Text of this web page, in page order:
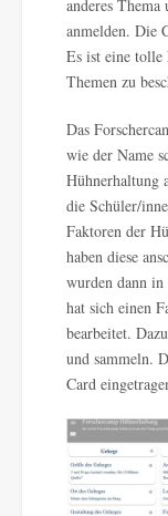
anderes
anmelden. Die
Es ist eine
Themen zu
Das
wie der Name
Hühnerhaltung
die Schüler/
Faktoren der
haben diese
wurden dann in
hat sich einen
bearbeitet.
und sammeln.
Card